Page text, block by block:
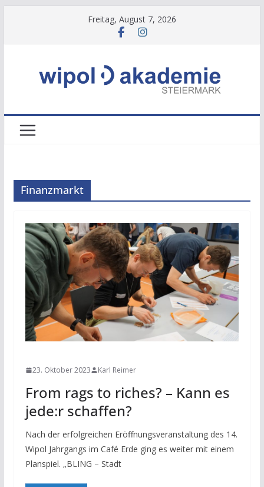
Freitag, August 7, 2026
Finanzmarkt
23. Oktober 2023 Karl Reimer
From rags to riches? – Kann es
jede:r schaffen?
Nach der erfolgreichen Eröffnungsveranstaltung des 14.
Wipol Jahrgangs im Café Erde ging es weiter mit einem
Planspiel. „BLING – Stadt